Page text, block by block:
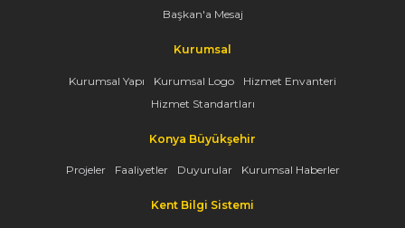
Başkan'a Mesaj
Kurumsal
Kurumsal Yapı Kurumsal Logo
Hizmet Envanteri
Hizmet Standartları
Konya Büyükşehir
Projeler Faaliyetler Duyurular Kurumsal Haberler
Kent Bilgi Sistemi